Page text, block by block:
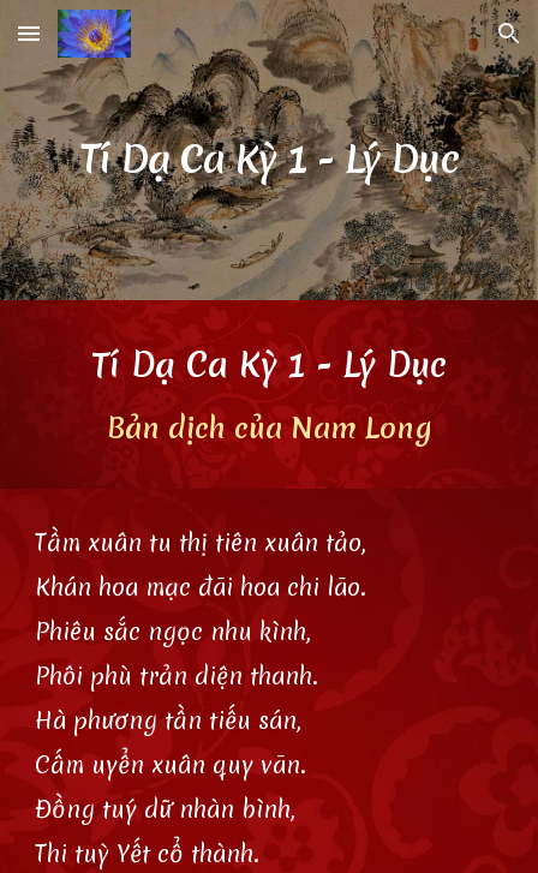
Skip to main content Skip to navigation
Tí Dạ Ca Kỳ 1- Lý Dục
Tí Dạ Ca Kỳ 1 - Lý Dục
Bản dịch của Nam Long
Tầm xuân tu thị tiên xuân tảo,
Khán hoa mạc đãi hoa chi lão.
Phiêu sắc ngọc nhu kình,
Phôi phù trản diện thanh.
Hà phương tần tiếu sán,
Cấm uyển xuân quy vãn.
Đồng tuý dữ nhàn bình,
Thi tuỳ Yết cổ thành.